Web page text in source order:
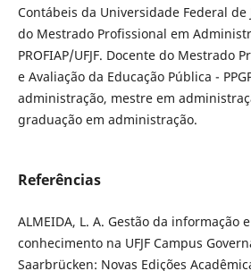
Contábeis da Universidade Federal de
do Mestrado Profissional em
PROFIAP/UFJF. Docente do Mestrado
e Avaliação da Educação Pública -
administração, mestre em
graduação em administração.
Referências
ALMEIDA, L. A. Gestão da informação
conhecimento na UFJF Campus
Saarbrücken: Novas Edições